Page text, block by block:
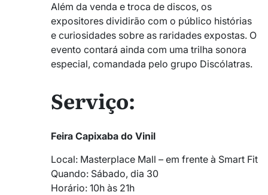
Além da venda e troca de discos, os
expositores dividirão com o público histórias
e curiosidades sobre as raridades expostas. O
evento contará ainda com uma trilha sonora
especial, comandada pelo grupo Discólatras.
Serviço:
Feira Capixaba do Vinil
Local: Masterplace Mall – em frente à Smart Fit
Quando: Sábado, dia 30
Horário: 10h às 21h